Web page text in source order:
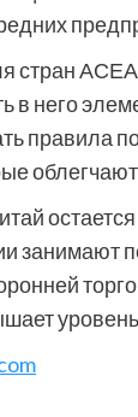
стран
в него
правила
занимают